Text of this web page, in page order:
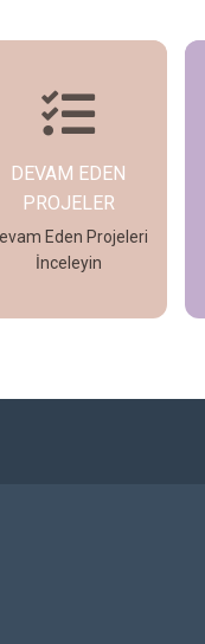
DEVAM EDEN
PROJELER
Eden Projeleri
İnceleyin
İncele